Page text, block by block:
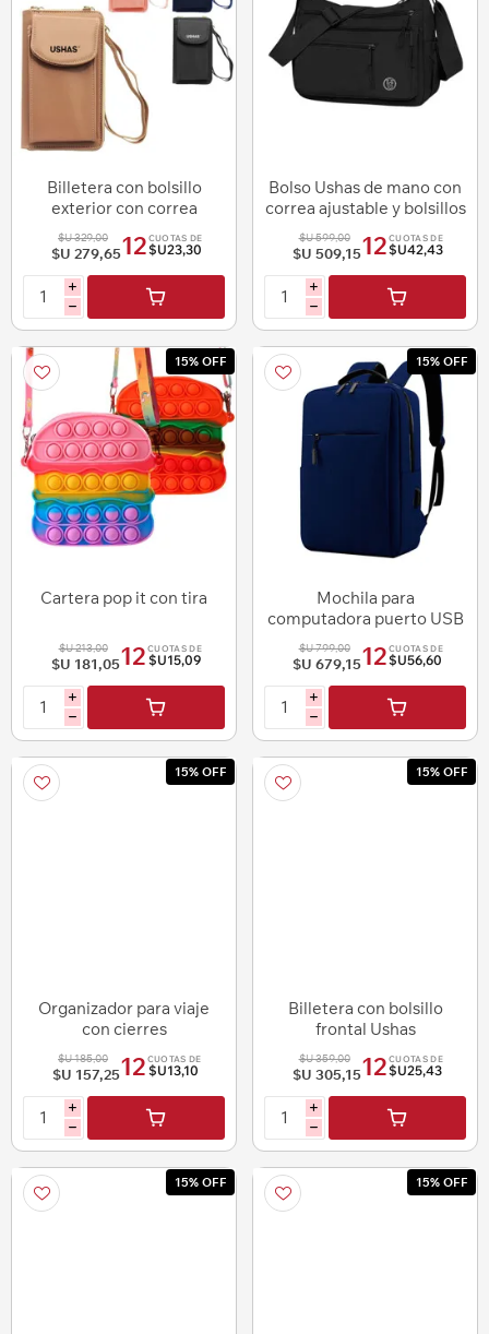
Billetera con bolsillo
exterior con correa
$U 329,00
$U 279,6512 CUOTAS DE
$U23,30
i
h
Bolso Ushas de mano con
correa ajustable y bolsillos
exteriores
$U 599,00
$U 509,1512 CUOTAS DE
$U42,43
i
h
15% OFF
Cartera pop it con tira
$U 213,00
$U 181,0512 CUOTAS DE
$U15,09
i
h
15% OFF
Mochila para
computadora puerto USB
$U 799,00
$U 679,1512 CUOTAS DE
$U56,60
i
h
15% OFF
Organizador para viaje
con cierres
$U 185,00
$U 157,2512 CUOTAS DE
$U13,10
i
h
15% OFF
Billetera con bolsillo
frontal Ushas
$U 359,00
$U 305,1512 CUOTAS DE
$U25,43
i
h
15% OFF 15% OFF